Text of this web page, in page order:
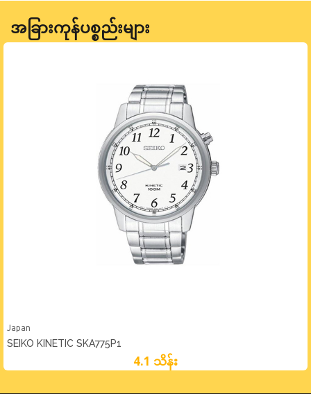
အခြားကုန်ပစ္စည်းများ
Japan
SEIKO KINETIC SKA775P1
4.1 သိန်း